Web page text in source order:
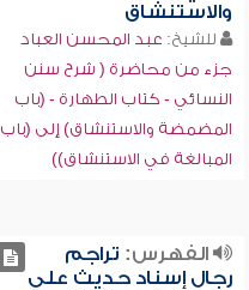
والاستنشاق
للشيخ: عبد المحسن العباد
جزء من محاضرة ( شرح سنن
النسائي - كتاب الطهارة - (باب
المضمضة والاستنشاق) إلى (باب
المبالغة في الاستنشاق))
الفهرس: تراجم
رجال إسناد حديث علي